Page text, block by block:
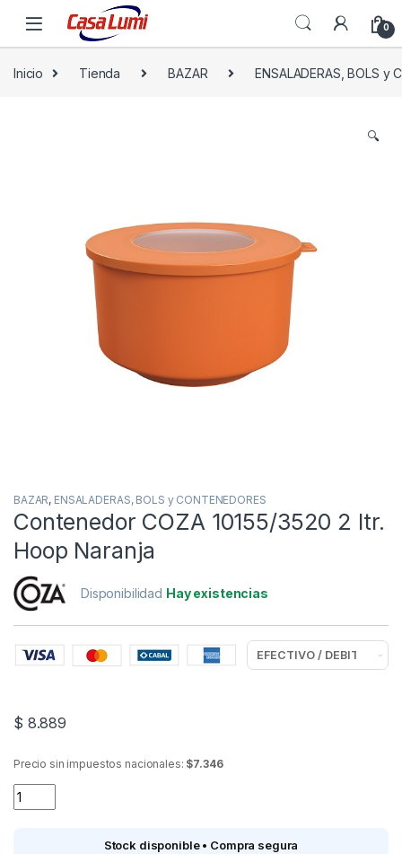
0
Inicio Tienda BAZAR ENSALADERAS, BOLS y
🔍
BAZAR, ENSALADERAS, BOLS y CONTENEDORES
Contenedor COZA 10155/3520 2 ltr.
Hoop Naranja
Disponibilidad Hay existencias
$ 8.889
Precio sin impuestos nacionales: $7.346
Contenedor COZA 10155/3520 2 ltr. Hoop Naranja quantity
Stock disponible • Compra segura